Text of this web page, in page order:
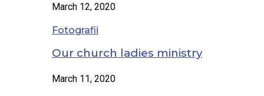
March 12, 2020
Fotografii
Our church ladies ministry
March 11, 2020